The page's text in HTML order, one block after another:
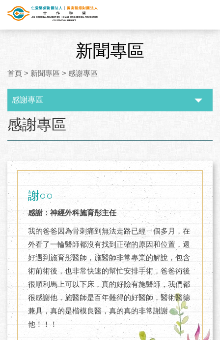
新聞專區
首頁 > 新聞專區 > 感謝專區
感謝專區
感謝專區
謝○○
感謝：神經外科施育彤主任
我的爸爸因為骨刺痛到無法走路已經ㄧ個多月，在
外看了一輪醫師都沒有找到正確的原因和位置，還
好遇到施育彤醫師，施醫師非常專業的解說，包含
術前術後，也非常快速的幫忙安排手術，爸爸術後
很順利馬上可以下床，真的好險有施醫師，我們都
很感謝他，施醫師是百年難得的好醫師，醫術醫德
兼具，真的是楷模良醫，真的真的非常謝謝
他！！！